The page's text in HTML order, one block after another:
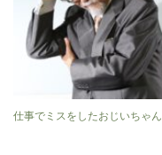
仕事でミスをしたおじいちゃん